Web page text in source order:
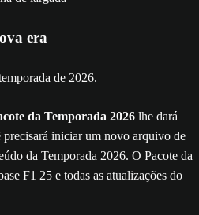
era
de 2026.
da Temporada 2026 lhe dará
precisará iniciar um novo arquivo de
da Temporada 2026. O Pacote da
F1 25 e todas as atualizações do